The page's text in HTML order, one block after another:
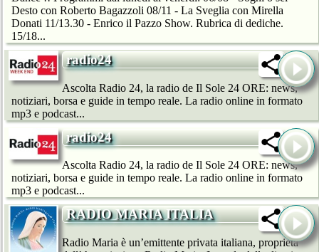
Desto con Roberto Bagazzoli 08/11 - La Sveglia con Mirella
Donati 11/13.30 - Enrico il Pazzo Show. Rubrica di dediche.
15/18...
radio24
Ascolta Radio 24, la radio de Il Sole 24 ORE: news,
notiziari, borsa e guide in tempo reale. La radio online in formato
mp3 e podcast...
radio24
Ascolta Radio 24, la radio de Il Sole 24 ORE: news,
notiziari, borsa e guide in tempo reale. La radio online in formato
mp3 e podcast...
RADIO MARIA ITALIA
Radio Maria è un’emittente privata italiana, proprietà